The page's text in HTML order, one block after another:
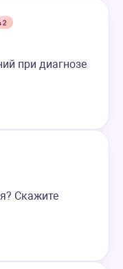
при диагнозе
Скажите